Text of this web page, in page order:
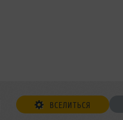
ВСЕЛИТЬСЯ